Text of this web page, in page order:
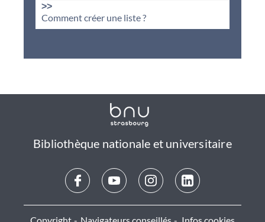
>>
Comment créer une liste ?
Bibliothèque nationale et universitaire